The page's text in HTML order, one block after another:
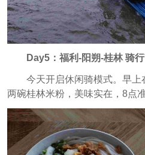
Day5：福利-阳朔-桂林 骑
今天开启休闲骑模式。早
两碗桂林米粉，美味实在，8点